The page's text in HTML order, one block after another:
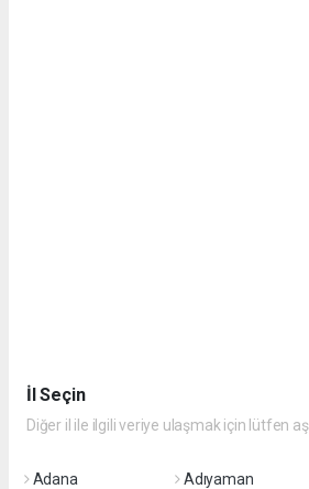
İl Seçin
Diğer il ile ilgili veriye ulaşmak için lütfen
Adana Adıyaman